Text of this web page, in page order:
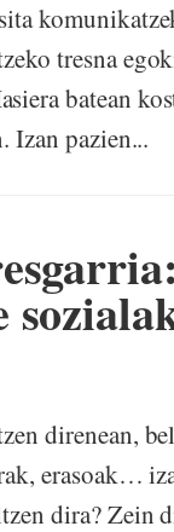
tresna
batean
Izan pazien...
direnean,
erasoak…
dira? Zein